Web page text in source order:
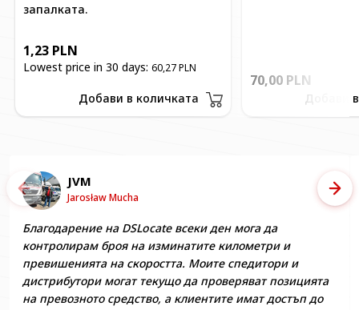
запалката.
1,23 PLN
Lowest price in 30 days: 60,27 PLN
Добави в количката
70,00 PLN
Добави
JVM
Jarosław Mucha
Благодарение на DSLocate всеки ден мога да
контролирам броя на изминатите километри и
превишенията на скоростта. Моите спедитори и
дистрибутори могат текущо да проверяват позицията
на превозното средство, а клиентите имат достъп до
Предишен